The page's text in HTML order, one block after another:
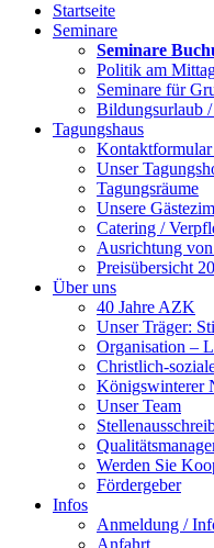
Startseite
Seminare
Seminare
Politik am
Seminare für
Bildungsurlaub
Tagungshaus
Kontaktformular
Unser
Tagungsräume
Unsere
Catering /
Ausrichtung
Preisübersicht
Über uns
40 Jahre AZK
Unser Träger:
Organisation –
Christlich-
Königswinterer
Unser Team
Werden Sie
Fördergeber
Infos
Anmeldung /
Anfahrt